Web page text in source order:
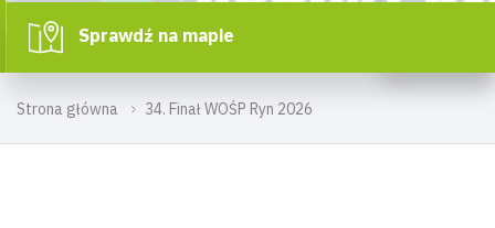
Strona główna 34. Finał WOŚP Ryn 2026
Sprawdź na mapie